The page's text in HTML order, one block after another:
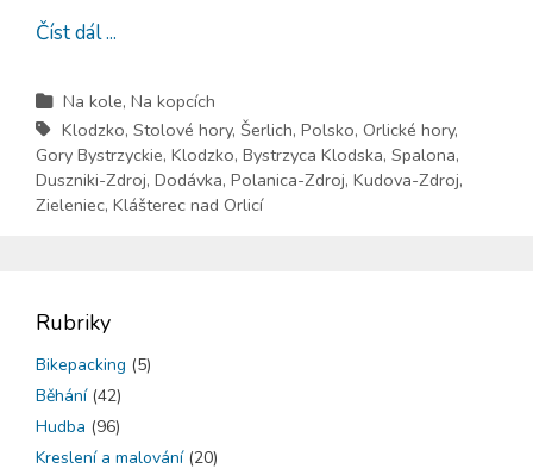
Číst dál ...
Na kole, Na kopcích
Klodzko, Stolové hory, Šerlich, Polsko, Orlické hory,
Gory Bystrzyckie, Klodzko, Bystrzyca Klodska, Spalona,
Duszniki-Zdroj, Dodávka, Polanica-Zdroj, Kudova-Zdroj,
Zieleniec, Klášterec nad Orlicí
Rubriky
Bikepacking (5)
Běhání(42)
Hudba (96)
Kreslení a malování(20)